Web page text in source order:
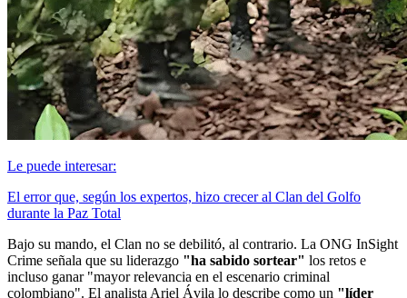
Le puede interesar:
El error que, según los expertos, hizo crecer al Clan del Golfo
durante la Paz Total
Bajo su mando, el Clan no se debilitó, al contrario. La ONG InSight
Crime señala que su liderazgo "ha sabido sortear" los retos e
incluso ganar "mayor relevancia en el escenario criminal
colombiano". El analista Ariel Ávila lo describe como un "líder